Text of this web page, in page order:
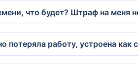
что будет? Штраф на меня
потеряла работу, устроена